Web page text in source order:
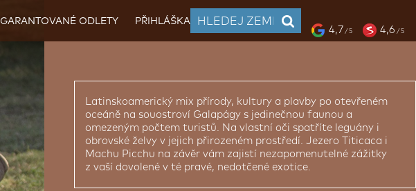
GARANTOVANÉ ODLETY PŘIHLÁŠKA
4,7 / 5 4,6 / 5
Latinskoamerický mix přírody, kultury a plavby po otevřeném
oceáně na souostroví Galapágy s jedinečnou faunou a
omezeným počtem turistů. Na vlastní oči spatříte leguány i
obrovské želvy v jejich přirozeném prostředí. Jezero Titicaca i
Machu Picchu na závěr vám zajistí nezapomenutelné zážitky
z vaší dovolené v té pravé, nedotčené exotice.